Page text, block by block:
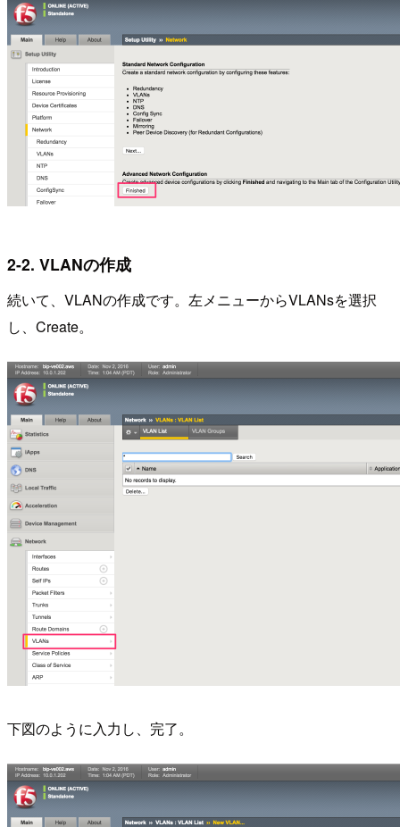
2-2. VLANの作成
続いて、VLANの作成です。左メニューからVLANsを選択
し、Create。
下図のように入力し、完了。